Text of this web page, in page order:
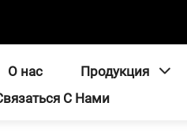
О нас Продукция
С Нами